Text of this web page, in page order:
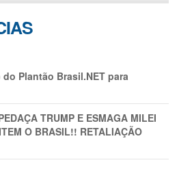
Plantão Brasil.NET para
TRUMP E ESMAGA MILEI
O BRASIL!! RETALIAÇÃO